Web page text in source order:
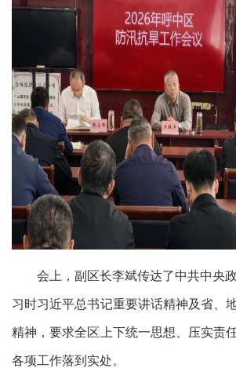
会上，副区长李斌传达了中共中央政
习时习近平总书记重要讲话精神及省、
精神，要求全区上下统一思想、压实责
各项工作落到实处。